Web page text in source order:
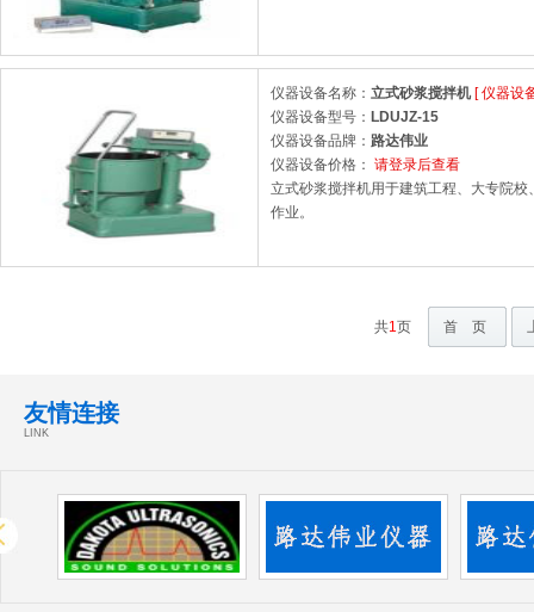
仪器设备名称： 立式砂浆搅拌机 [仪器设
仪器设备型号： LDUJZ-15
仪器设备品牌： 路达伟业
仪器设备价格： 请登录后查看
立式砂浆搅拌机用于建筑工程、大专院
作业。
共1页 首 页
友情连接
LINK